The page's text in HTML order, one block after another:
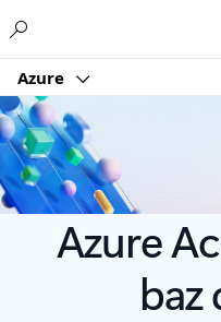
Azure
Azure
baz